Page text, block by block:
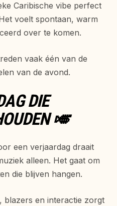
Caribische vibe perfect
voelt spontaan, warm
over te komen.
vaak één van de
van de avond.
DIE
🎺
een verjaardag draait
alleen. Het gaat om
die blijven hangen.
blazers en interactie zorgt